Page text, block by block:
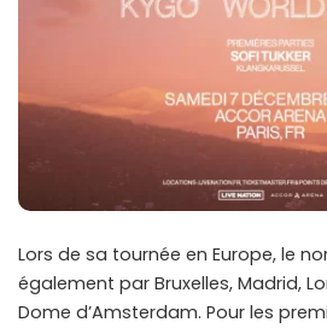
Lors de sa tournée en Europe, le
également par Bruxelles, Madrid,
Dome d’Amsterdam. Pour les